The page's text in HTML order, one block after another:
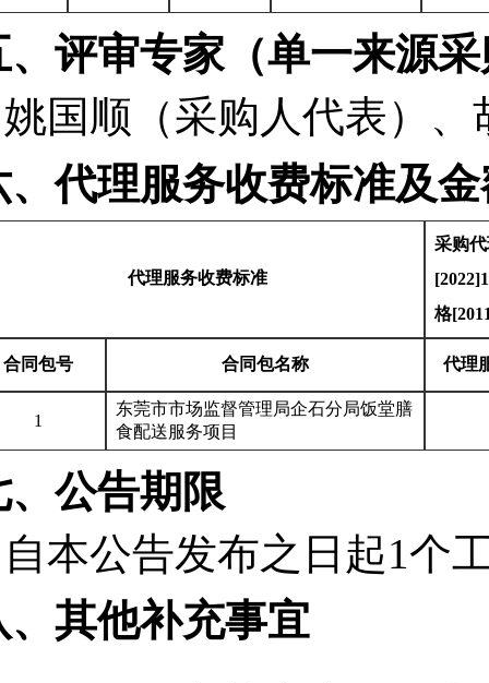
、评审专家（单一来源
姚国顺（采购人代表） 、
、代理服务收费标准及
代理服务收费标准
采购
格
合同包号 合同包名称 代理
1
东莞市市场监督管理局企石分局饭堂膳
食配送服务项目
、公告期限
自本公告发布之日起1个
、其他补充事宜